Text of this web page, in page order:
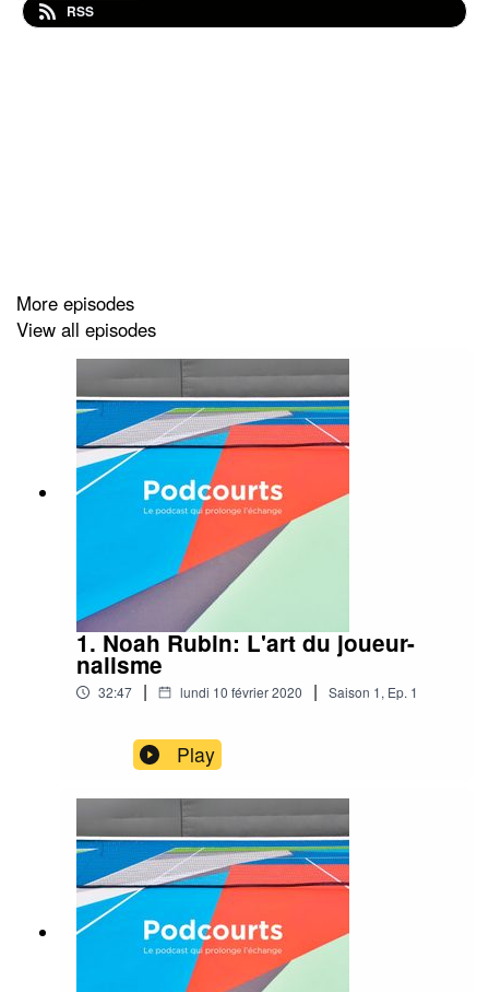
RSS
More episodes
View all episodes
1. Noah Rubin: L'art du joueur-
nalisme
32:47 | lundi 10 février 2020 | Saison 1, Ep. 1
Play